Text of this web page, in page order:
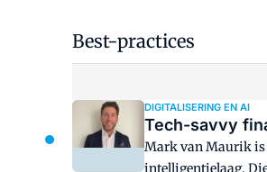
Best-practices
DIGITALISERING EN AI
Tech-savvy
Mark van Maurik is
intelligentielaag.